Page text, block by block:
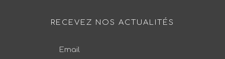
RECEVEZ NOS ACTUALITÉS
Email